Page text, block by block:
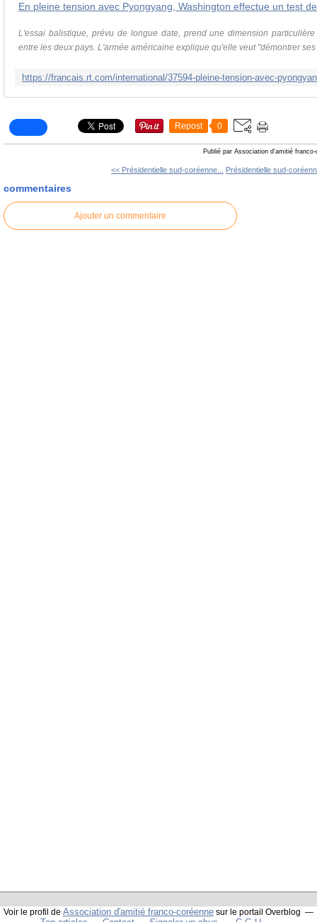
En pleine tension avec Pyongyang, Washington effectue un test
L'essai balistique, prévu de longue date, prend une dimension
entre les deux pays. L'armée américaine explique qu'elle veut "démontrer
Repost 0
Publié par Association d'amitié franco-
<< Présidentielle sud-coréenne... Présidentielle sud-
commentaires
Ajouter un commentaire
Voir le profil de Association d'amitié franco-coréenne sur le portail Overblog